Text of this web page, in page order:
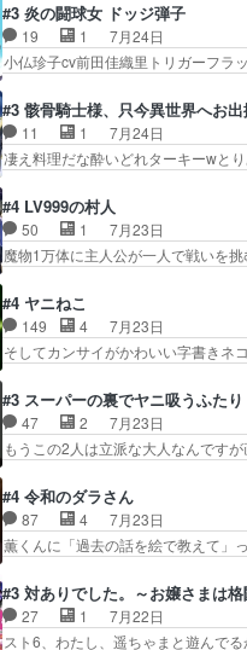
ぜかヒロイン化していますデ… 【
は…】前向き没落令嬢×こ… 「ぼや
菜園の領地の外まで開墾…
カちゃんがヤバすぎてボキキしそ
女って人を襲うって知らなかった
イルで小学生ファッションは口
ず、尺の都合なのか原作漫画の
昭和キッズを恐怖のどん底へ突…
裂け女登場！お市ちゃん、ポ… ろ
ーン「悪霊退散」のパチン…
#3 炎の闘球女 ドッジ弾子
19 1
7月24日
小仏珍子cv前田佳織里トリガー
いたぶってるのか！？Cパートで
ッジが激アツ。いや羽仁衣が初め
優に「ちんこ」って言わせてて
ん………！！！！？！先週に引き
限ったことでなく、最近のアニ…
（AkariHIGASHIYAM… こんなに可
き虫メイドが僅か3…
#3 骸骨騎士様、只今異世界へお
11 1
7月24日
凄え料理だな酔いどれターキーw
いの良いお兄ちゃん！！現場も楽
をｄアニメストアで視聴しました
王国ホーバン領を訪れたアーク
続き２期にも出演させていただ
題解決特筆する事は無いが、… 今
ございます耳がヒクヒクな… 時計
見ると挟まれないか心配…
#4 LV999の村人
50 1
7月23日
魔物1万体に主人公が一人で戦い
を魔物と人間に殺された鏡の生い
ちを信じてアリスを預ける、鏡を
ティが仲間になった！？会話が
辛すぎて胸が苦しくなりました
コちゃんの性別が間違えられ… 鏡
ターと人間にそれぞれ命を… 胸が
鏡くんの過去がとても残…
#4 ヤニねこ
149 4
7月23日
そしてカンサイがかわいい字書き
は『ちんこ』によってリミッター
汚い要素あまりなく普通にギャグ
キャッチが釈迦だったの本当に
もコンプライアンス違反にどこ
ニメが好きでも大丈夫だよ」… あ
いっぱいさせられちゃうこ… 妹ネ
ガーにタバコ入ってるの…
#3 スーパーの裏でヤニ吸うふたり
47 2
7月23日
もうこの2人は立派な大人なんで
こ叡智でセクシー！ミストふっか
かわらず山田さんと田山さんが同
だけどずとまよのOP合ってるね
田山さんにロマンスの香りが漂
「ただのヤニ仲間」から「ちゃ…
ストを戴いてお礼返しをして… か
なのに、思いもよらない佐…
#4 令和のダラさん
87 4
7月23日
薫くんに「過去の話を絵で教え
シリアス展開になるかと思った
うは応神町立応神北小学校一方、
と違う刺客出てきたwwただ関西
#3 対ありでした。～お嬢さまは
27 1
7月22日
スト6、わたし、遥ちゃまと遊ん